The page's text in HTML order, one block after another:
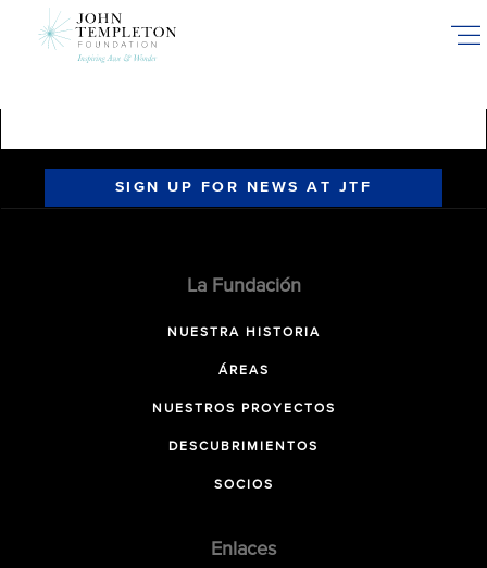
SIGN UP FOR NEWS AT JTF
La Fundación
NUESTRA HISTORIA
ÁREAS
NUESTROS PROYECTOS
DESCUBRIMIENTOS
SOCIOS
Enlaces